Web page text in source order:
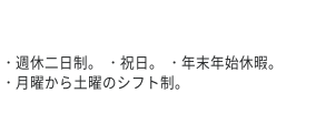
・週休二日制。 ・祝日。 ・年末年始休暇。
・月曜から土曜のシフト制。